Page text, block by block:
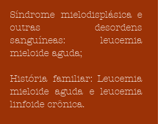
Síndrome mielodisplásica e
outras desordens
sanguíneas: leucemia
mieloide aguda;
História familiar: Leucemia
mieloide aguda e leucemia
linfoide crônica.